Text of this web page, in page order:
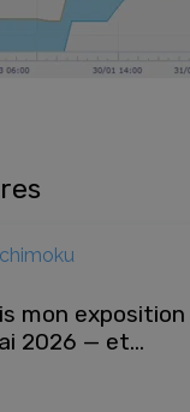
mon exposition
2026 — et
guide mes